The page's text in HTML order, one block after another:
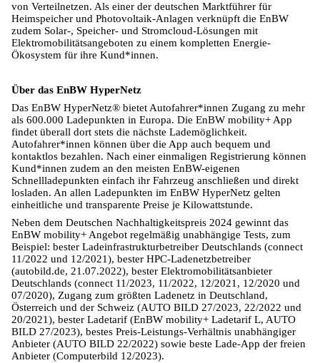
von Verteilnetzen. Als einer der deutschen Marktführer für
Heimspeicher und Photovoltaik-Anlagen verknüpft die EnBW
zudem Solar-, Speicher- und Stromcloud-Lösungen mit
Elektromobilitätsangeboten zu einem kompletten Energie-
Ökosystem für ihre Kund*innen.
Über das EnBW HyperNetz
Das EnBW HyperNetz® bietet Autofahrer*innen Zugang zu mehr
als 600.000 Ladepunkten in Europa. Die EnBW mobility+ App
findet überall dort stets die nächste Lademöglichkeit.
Autofahrer*innen können über die App auch bequem und
kontaktlos bezahlen. Nach einer einmaligen Registrierung können
Kund*innen zudem an den meisten EnBW-eigenen
Schnellladepunkten einfach ihr Fahrzeug anschließen und direkt
losladen. An allen Ladepunkten im EnBW HyperNetz gelten
einheitliche und transparente Preise je Kilowattstunde.
Neben dem Deutschen Nachhaltigkeitspreis 2024 gewinnt das
EnBW mobility+ Angebot regelmäßig unabhängige Tests, zum
Beispiel: bester Ladeinfrastrukturbetreiber Deutschlands (connect
11/2022 und 12/2021), bester HPC-Ladenetzbetreiber
(autobild.de, 21.07.2022), bester Elektromobilitätsanbieter
Deutschlands (connect 11/2023, 11/2022, 12/2021, 12/2020 und
07/2020), Zugang zum größten Ladenetz in Deutschland,
Österreich und der Schweiz (AUTO BILD 27/2023, 22/2022 und
20/2021), bester Ladetarif (EnBW mobility+ Ladetarif L, AUTO
BILD 27/2023), bestes Preis-Leistungs-Verhältnis unabhängiger
Anbieter (AUTO BILD 22/2022) sowie beste Lade-App der freien
Anbieter (Computerbild 12/2023).